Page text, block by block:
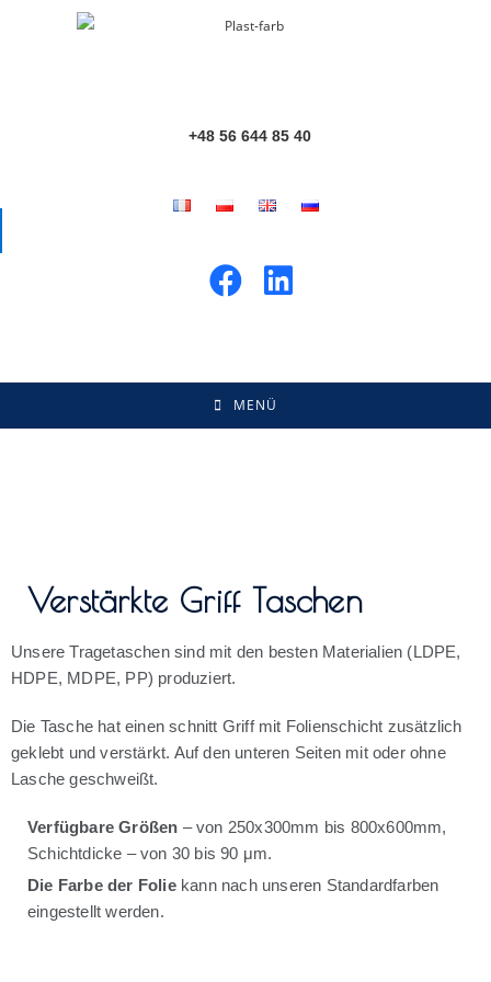
+48 56 644 85 40
MENÜ
Verstärkte Griff Taschen
Unsere Tragetaschen sind mit den besten Materialien (LDPE,
HDPE, MDPE, PP) produziert.
Die Tasche hat einen schnitt Griff mit Folienschicht zusätzlich
geklebt und verstärkt. Auf den unteren Seiten mit oder ohne
Lasche geschweißt.
Verfügbare Größen – von 250x300mm bis 800x600mm,
Schichtdicke – von 30 bis 90 μm.
Die Farbe der Foliekann nach unseren Standardfarben
eingestellt werden.